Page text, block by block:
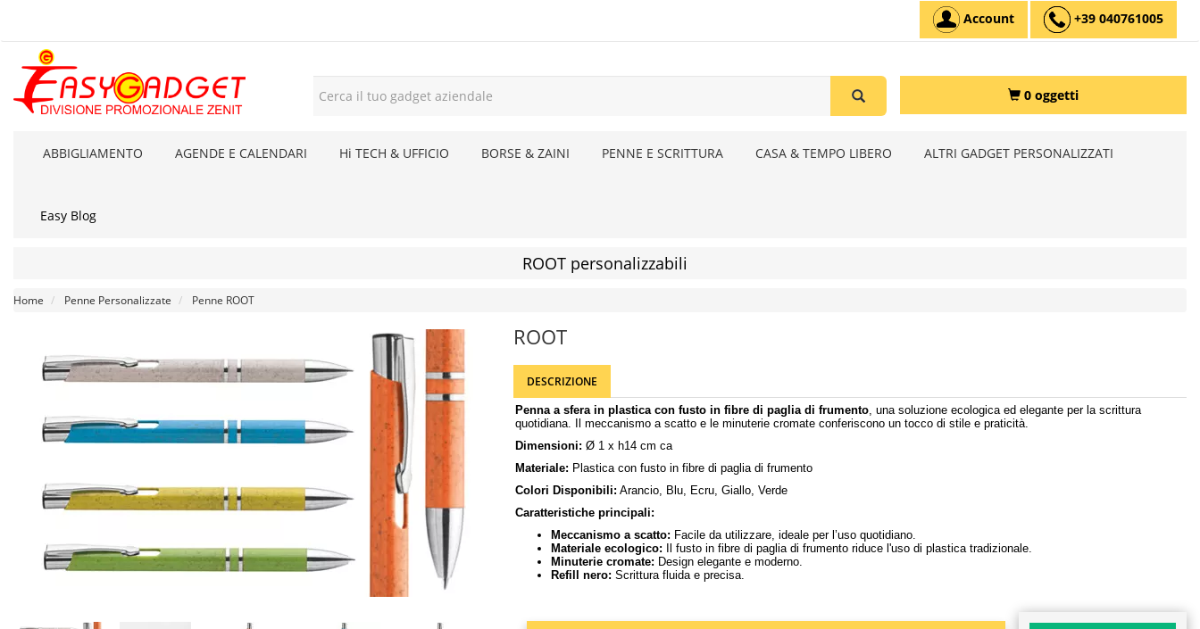
Account +39 040761005
0 oggetti
ABBIGLIAMENTO AGENDE E CALENDARI Hi TECH & UFFICIO BORSE & ZAINI PENNE E SCRITTURA CASA & TEMPO LIBERO ALTRI GADGET PERSONALIZZATI
Easy Blog
ROOT personalizzabili
Home Penne Personalizzate Penne ROOT
ROOT
DESCRIZIONE
Penna a sfera in plastica con fusto in fibre di paglia di frumento, una soluzione ecologica ed elegante per la scrittura
quotidiana. Il meccanismo a scatto e le minuterie cromate conferiscono un tocco di stile e praticità.
Dimensioni: Ø 1 x h14 cm ca
Materiale: Plastica con fusto in fibre di paglia di frumento
Colori Disponibili: Arancio, Blu, Ecru, Giallo, Verde
Caratteristiche principali:
Meccanismo a scatto: Facile da utilizzare, ideale per l’uso quotidiano.
Materiale ecologico: Il fusto in fibre di paglia di frumento riduce l'uso di plastica tradizionale.
Minuterie cromate: Design elegante e moderno.
Refill nero: Scrittura fluida e precisa.